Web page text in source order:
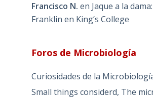
Francisco N. en Jaque a la
Franklin en King’s College
Foros de Microbiología
Curiosidades de la
Small things considerd, The